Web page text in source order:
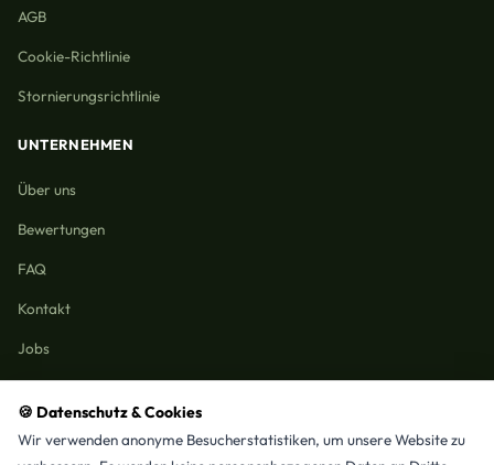
🍪 Datenschutz & Cookies
Wir verwenden anonyme Besucherstatistiken, um unsere Website zu
AGB
Cookie-Richtlinie
Stornierungsrichtlinie
UNTERNEHMEN
Über uns
Bewertungen
FAQ
Kontakt
Jobs